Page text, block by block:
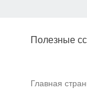
Полезные
Главная